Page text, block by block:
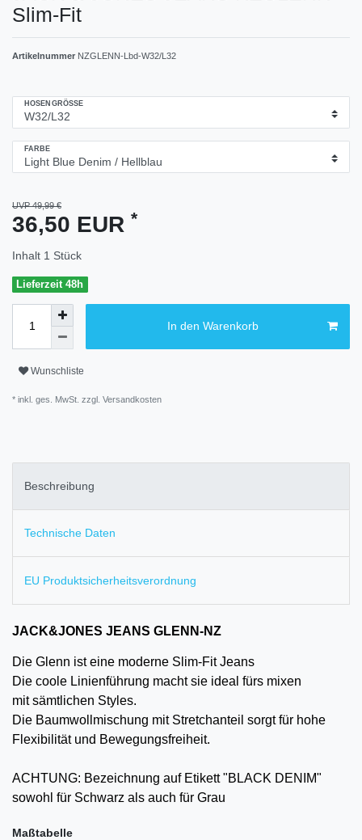
Slim-Fit
Artikelnummer NZGLENN-Lbd-W32/L32
HOSENGRÖSSE
FARBE
UVP 49,99 €
36,50 EUR *
Inhalt 1 Stück
Lieferzeit 48h
In den Warenkorb
Wunschliste
* inkl. ges. MwSt. zzgl. Versandkosten
Beschreibung
Technische Daten
EU Produktsicherheitsverordnung
JACK&JONES JEANS GLENN-NZ
Die Glenn ist eine moderne Slim-Fit Jeans
Die coole Linienführung macht sie ideal fürs mixen
mit sämtlichen Styles.
Die Baumwollmischung mit Stretchanteil sorgt für hohe
Flexibilität und Bewegungsfreiheit.
ACHTUNG: Bezeichnung auf Etikett "BLACK DENIM"
sowohl für Schwarz als auch für Grau
Maßtabelle